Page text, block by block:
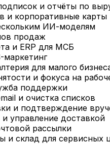
и отчёты по
и корпоративные карты
ИИ-моделям
продаж
и ERP для МСБ
маркетинг
для малого
и фокуса на
поддержки
и очистка списков
и подтверждение
управление доставкой
рассылки
и склад для сервисных